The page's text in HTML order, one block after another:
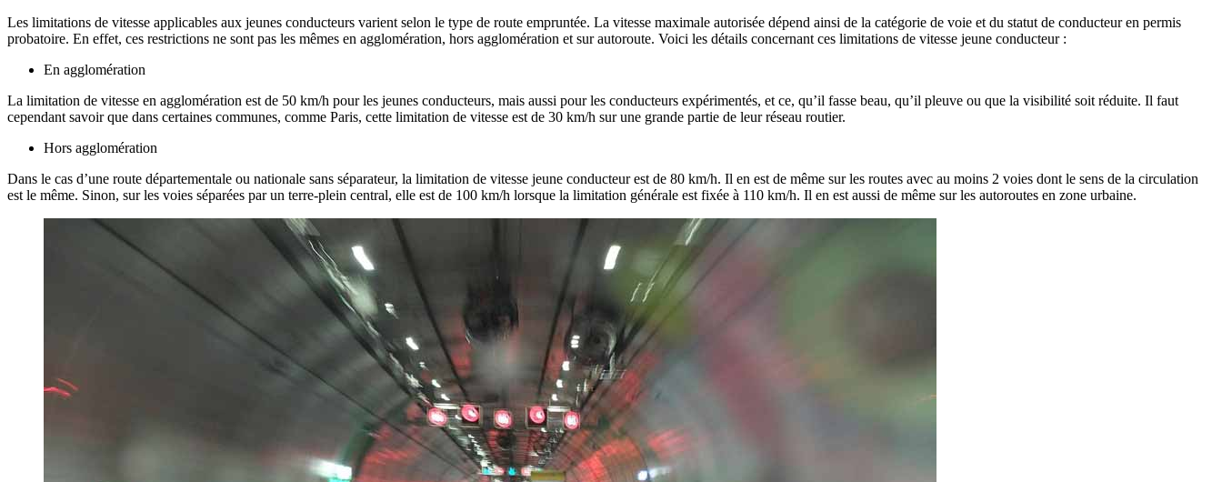
Les limitations de vitesse applicables aux jeunes conducteurs varient selon le type de route empruntée. La vitesse maximale autorisée dépend ainsi de la catégorie de voie et du statut de conducteur en permis
probatoire. En effet, ces restrictions ne sont pas les mêmes en agglomération, hors agglomération et sur autoroute. Voici les détails concernant ces limitations de vitesse jeune conducteur :
En agglomération
La limitation de vitesse en agglomération est de 50 km/h pour les jeunes conducteurs, mais aussi pour les conducteurs expérimentés, et ce, qu’il fasse beau, qu’il pleuve ou que la visibilité soit réduite. Il faut
cependant savoir que dans certaines communes, comme Paris, cette limitation de vitesse est de 30 km/h sur une grande partie de leur réseau routier.
Hors agglomération
Dans le cas d’une route départementale ou nationale sans séparateur, la limitation de vitesse jeune conducteur est de 80 km/h. Il en est de même sur les routes avec au moins 2 voies dont le sens de la circulation
est le même. Sinon, sur les voies séparées par un terre-plein central, elle est de 100 km/h lorsque la limitation générale est fixée à 110 km/h. Il en est aussi de même sur les autoroutes en zone urbaine.